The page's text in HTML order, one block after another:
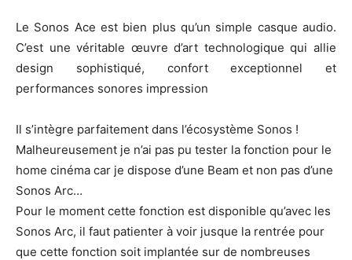
Le Sonos Ace est bien plus qu’un simple casque audio.
C’est une véritable œuvre d’art technologique qui allie
design sophistiqué, confort exceptionnel et
performances sonores impression
Il s’intègre parfaitement dans l’écosystème Sonos !
Malheureusement je n’ai pas pu tester la fonction pour le
home cinéma car je dispose d’une Beam et non pas d’une
Sonos Arc…
Pour le moment cette fonction est disponible qu’avec les
Sonos Arc, il faut patienter à voir jusque la rentrée pour
que cette fonction soit implantée sur de nombreuses